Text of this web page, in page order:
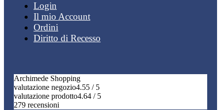
Login
Il mio Account
Ordini
Diritto di Recesso
Archimede Shopping
valutazione negozio4.55 / 5
valutazione prodotto4.64 / 5
279 recensioni